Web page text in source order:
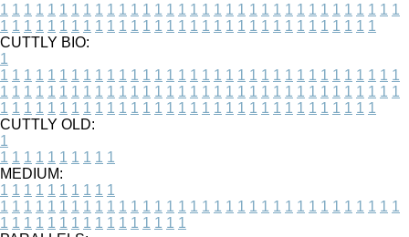
1 1 1 1 1 1 1 1 1 1 1 1 1 1 1 1 1 1 1 1 1 1 1 1 1 1 1 1 1 1 1 1 1 1
1 1 1 1 1 1 1 1 1 1 1 1 1 1 1 1 1 1 1 1 1 1 1 1 1 1 1 1 1 1 1 1
CUTTLY BIO:
1
1 1 1 1 1 1 1 1 1 1 1 1 1 1 1 1 1 1 1 1 1 1 1 1 1 1 1 1 1 1 1 1 1 1
1 1 1 1 1 1 1 1 1 1 1 1 1 1 1 1 1 1 1 1 1 1 1 1 1 1 1 1 1 1 1 1 1 1
1 1 1 1 1 1 1 1 1 1 1 1 1 1 1 1 1 1 1 1 1 1 1 1 1 1 1 1 1 1 1 1
CUTTLY OLD:
1
1 1 1 1 1 1 1 1 1 1
MEDIUM:
1 1 1 1 1 1 1 1 1 1
1 1 1 1 1 1 1 1 1 1 1 1 1 1 1 1 1 1 1 1 1 1 1 1 1 1 1 1 1 1 1 1 1 1
1 1 1 1 1 1 1 1 1 1 1 1 1 1 1 1